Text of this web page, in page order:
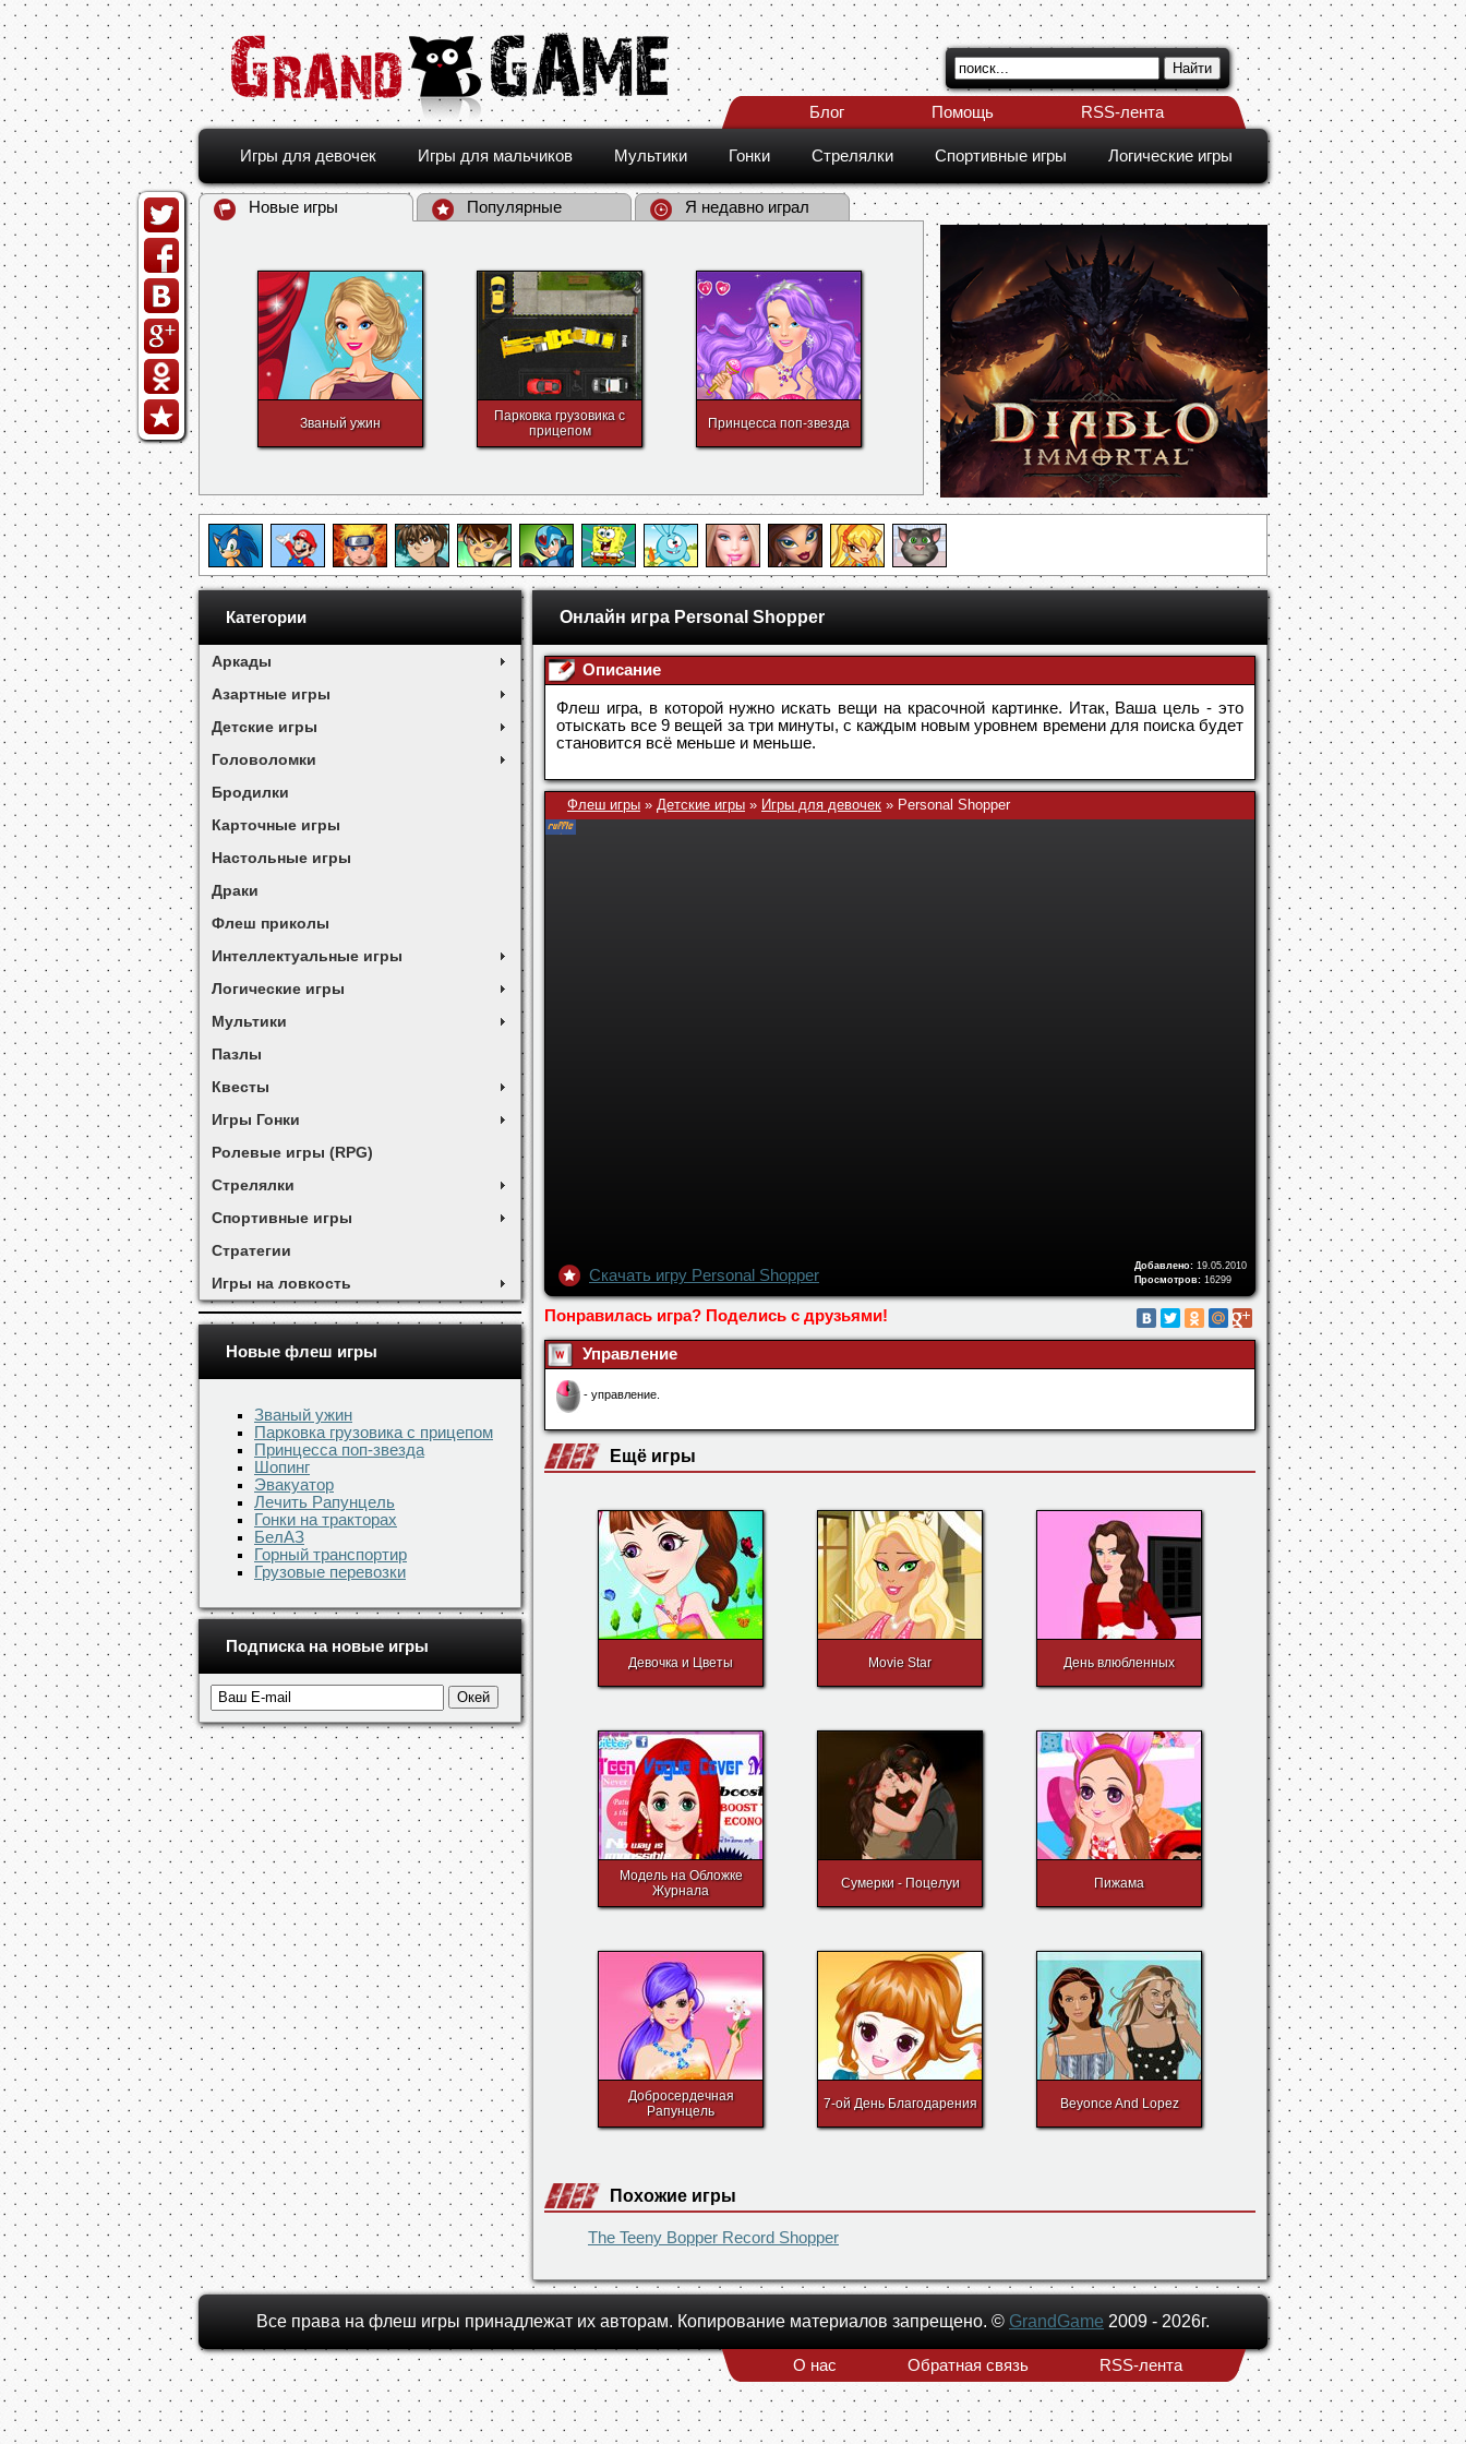
Блог Помощь RSS-лента
Игры для девочек Игры для мальчиков Мультики Гонки Стрелялки Спортивные игры Логические игры
Новые игры Популярные Я недавно играл
Званый ужин
Парковка грузовика с
прицепом
Принцесса поп-звезда
Категории
Аркады
Азартные игры
Детские игры
Головоломки
Бродилки
Карточные игры
Настольные игры
Драки
Флеш приколы
Интеллектуальные игры
Логические игры
Мультики
Пазлы
Квесты
Игры Гонки
Ролевые игры (RPG)
Стрелялки
Спортивные игры
Стратегии
Игры на ловкость
Новые флеш игры
Званый ужин
Парковка грузовика с прицепом
Принцесса поп-звезда
Шопинг
Эвакуатор
Лечить Рапунцель
Гонки на тракторах
БелАЗ
Горный транспортир
Грузовые перевозки
Подписка на новые игры
Онлайн игра Personal Shopper
Описание
Флеш игра, в которой нужно искать вещи на красочной картинке. Итак, Ваша цель - это
отыскать все 9 вещей за три минуты, с каждым новым уровнем времени для поиска будет
становится всё меньше и меньше.
Флеш игры » Детские игры » Игры для девочек » Personal Shopper
Скачать игру Personal Shopper
Добавлено: 19.05.2010
Просмотров: 16299
Понравилась игра? Поделись с друзьями!
Управление
- управление.
Ещё игры
Девочка и Цветы Movie Star День влюбленных
Модель на Обложке
Журнала
Сумерки - Поцелуи Пижама
Добросердечная
Рапунцель
7-ой День Благодарения Beyonce And Lopez
Похожие игры
The Teeny Bopper Record Shopper
Все права на флеш игры принадлежат их авторам. Копирование материалов запрещено. © GrandGame 2009 - 2026г.
О нас Обратная связь RSS-лента